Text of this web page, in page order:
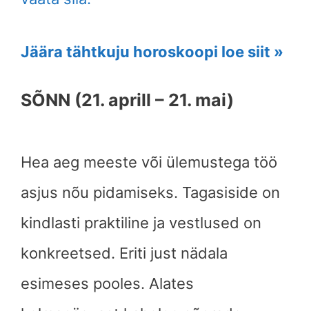
Jäära tähtkuju horoskoopi loe siit »
SÕNN (21. aprill – 21. mai)
Hea aeg meeste või ülemustega töö
asjus nõu pidamiseks. Tagasiside on
kindlasti praktiline ja vestlused on
konkreetsed. Eriti just nädala
esimeses pooles. Alates